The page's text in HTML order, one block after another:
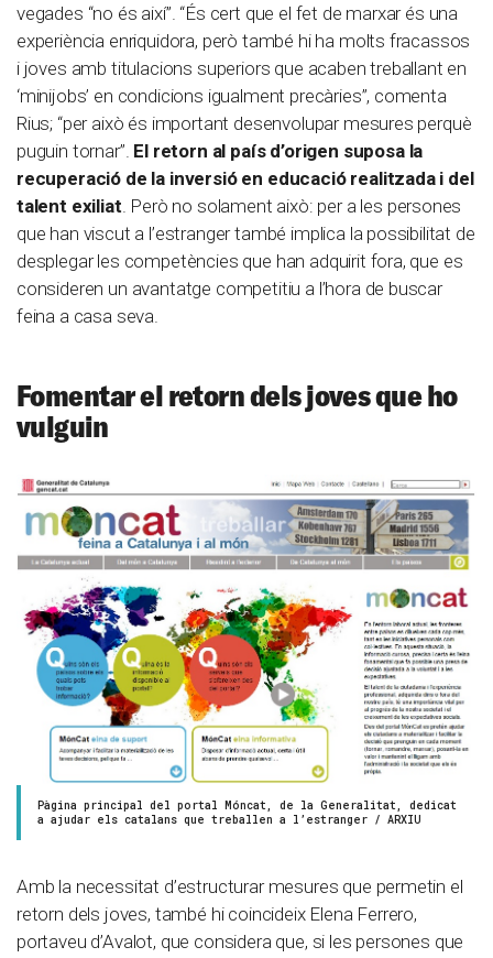
vegades “no és així”. “És cert que el fet de marxar és una
experiència enriquidora, però també hi ha molts fracassos
i joves amb titulacions superiors que acaben treballant en
‘minijobs’ en condicions igualment precàries”, comenta
Rius; “per això és important desenvolupar mesures perquè
puguin tornar”. El retorn al país d’origen suposa la
recuperació de la inversió en educació realitzada i del
talent exiliat . Però no solament això: per a les persones
que han viscut a l’estranger també implica la possibilitat de
desplegar les competències que han adquirit fora, que es
consideren un avantatge competitiu a l’hora de buscar
feina a casa seva.
Fomentar el retorn dels joves que ho
vulguin
Pàgina principal del portal Móncat, de la Generalitat, dedicat
a ajudar els catalans que treballen a l’estranger / ARXIU
Amb la necessitat d’estructurar mesures que permetin el
retorn dels joves, també hi coincideix Elena Ferrero,
portaveu d’Avalot, que considera que, si les persones que